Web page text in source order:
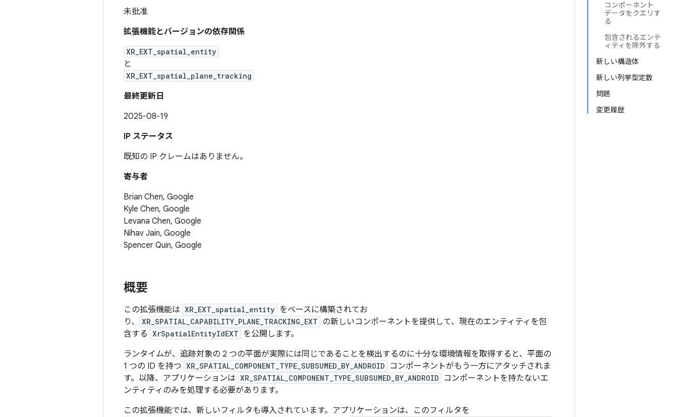
コンポーネント
データをクエリす
る
包含されるエンテ
ィティを除外する
新しい構造体
新しい列挙型定数
問題
変更履歴
未批准
拡張機能とバージョンの依存関係
XR_EXT_spatial_entity
と
XR_EXT_spatial_plane_tracking
最終更新日
2025-08-19
IP ステータス
既知の IP クレームはありません。
寄与者
Brian Chen, Google
Kyle Chen, Google
Levana Chen, Google
Nihav Jain, Google
Spencer Quin, Google
概要
この拡張機能は XR_EXT_spatial_entity をベースに構築されてお
り、
XR_SPATIAL_CAPABILITY_PLANE_TRACKING_EXT の新しいコンポーネントを提供して、現在のエンティティを包
含する XrSpatialEntityIdEXT を公開します。
ランタイムが、追跡対象の 2 つの平面が実際には同じであることを検出するのに十分な環境情報を取得すると、平面の
1 つの ID を持つ XR_SPATIAL_COMPONENT_TYPE_SUBSUMED_BY_ANDROID
コンポーネントがもう一方にアタッチされま
す。以降、アプリケーションは XR_SPATIAL_COMPONENT_TYPE_SUBSUMED_BY_ANDROID
コンポーネントを持たないエ
ンティティのみを処理する必要があります。
この拡張機能では、新しいフィルタも導入されています。アプリケーションは、このフィルタを